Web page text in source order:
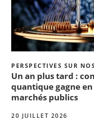
PERSPECTIVES SUR
Un an plus tard :
quantique gagne
marchés publics
20 JUILLET 2026